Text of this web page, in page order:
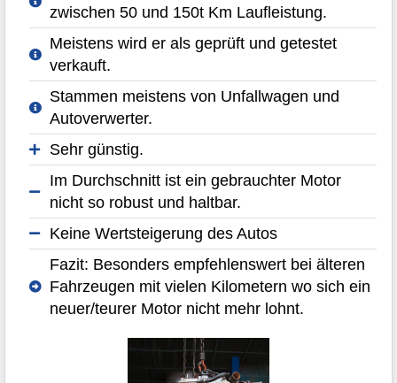
zwischen 50 und 150t Km Laufleistung.
Meistens wird er als geprüft und getestet
verkauft.
Stammen meistens von Unfallwagen und
Autoverwerter.
Sehr günstig.
Im Durchschnitt ist ein gebrauchter Motor
nicht so robust und haltbar.
Keine Wertsteigerung des Autos
Fazit: Besonders empfehlenswert bei älteren
Fahrzeugen mit vielen Kilometern wo sich ein
neuer/teurer Motor nicht mehr lohnt.